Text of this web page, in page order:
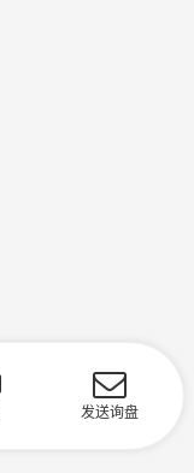
发送询盘